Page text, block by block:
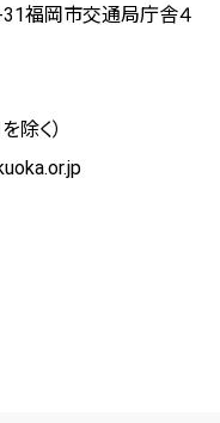
福岡市交通局庁舎４
除く）